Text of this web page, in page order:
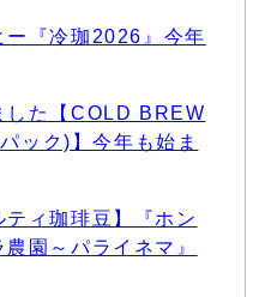
ー『冷珈2026』今年
した【COLD BREW
ック)】今年も始ま
ティ珈琲豆】『ホン
園～パライネマ』